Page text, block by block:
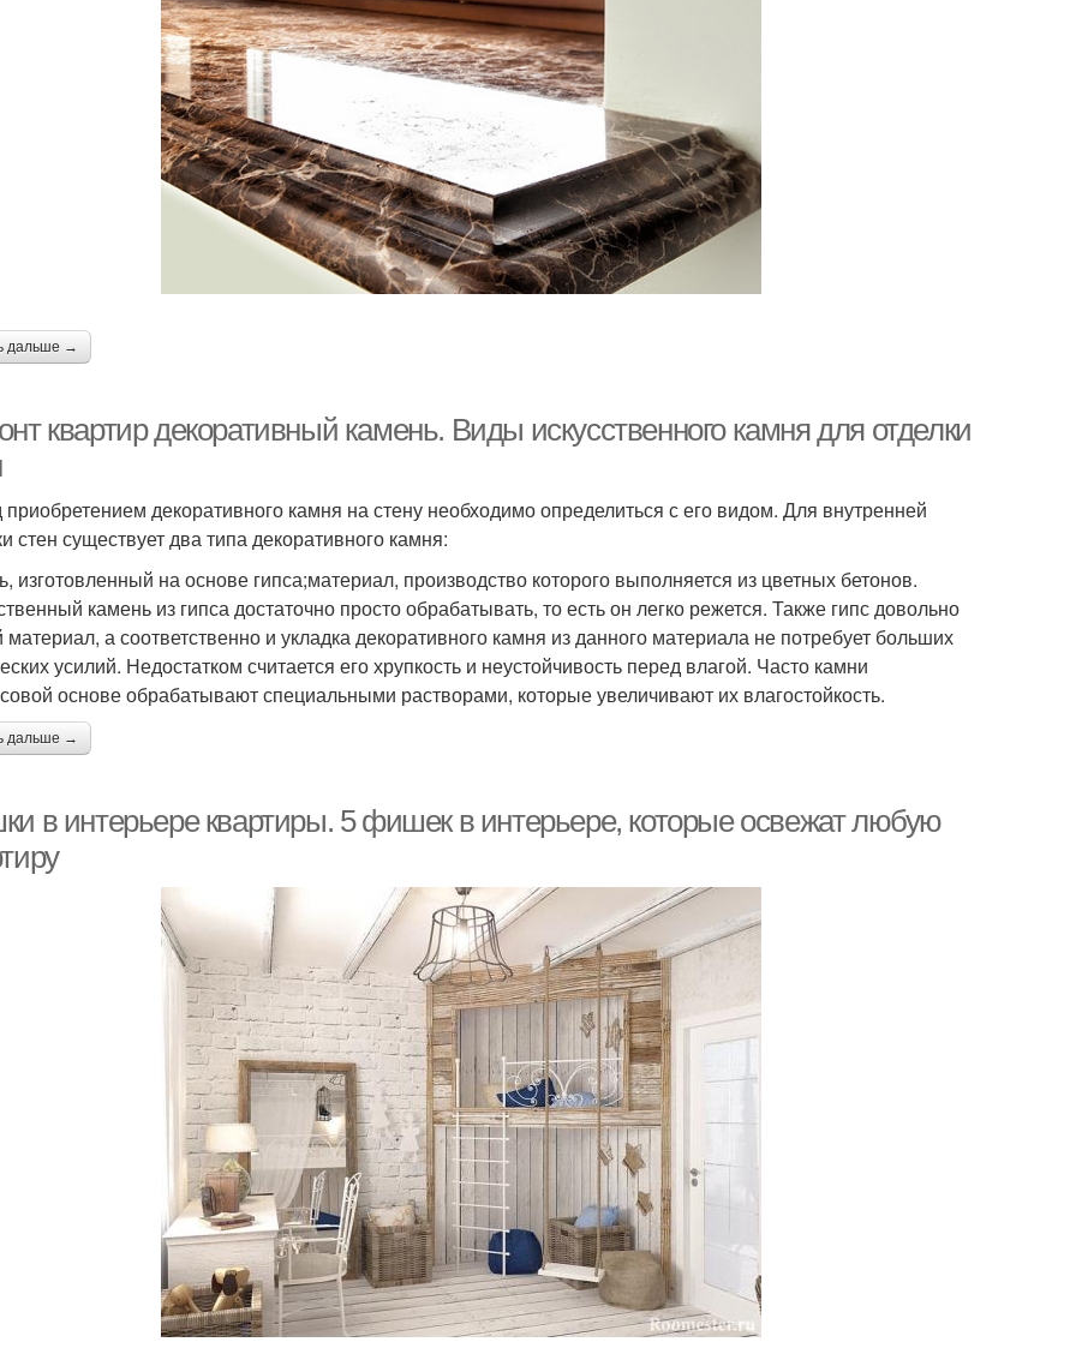
дальше →
квартир декоративный камень. Виды искусственного камня для отделки
декоративного камня на стену необходимо определиться с его видом. Для внутренней
стен существует два типа декоративного камня:
изготовленный на основе гипса;материал, производство которого выполняется из цветных бетонов.
камень из гипса достаточно просто обрабатывать, то есть он легко режется. Также гипс довольно
материал, а соответственно и укладка декоративного камня из данного материала не потребует больших
усилий. Недостатком считается его хрупкость и неустойчивость перед влагой. Часто камни
основе обрабатывают специальными растворами, которые увеличивают их влагостойкость.
дальше →
в интерьере квартиры. 5 фишек в интерьере, которые освежат любую